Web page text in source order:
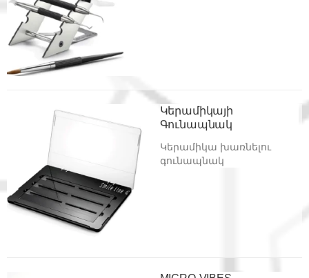
հավասարակշռություն՝ իր
նորարարական կոմպակտ
և գեղեցիկ դիզայնի
պատճառով:
Կերամիկայի
Գունապնակ
Կերամիկա խառնելու
գունապնակ